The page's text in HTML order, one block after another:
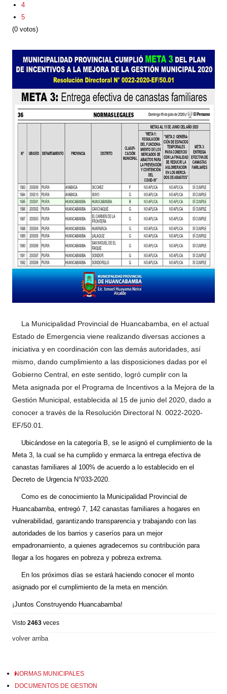
4
5
(0 votos)
https://static.xx.fbcdn.net/images/emoji.php/v9/t33/1/16/
La Municipalidad Provincial de Huancabamba, en el actual
Estado de Emergencia viene realizando diversas acciones a
iniciativa y en coordinación con las demás autoridades, así
mismo, dando cumplimiento a las disposiciones dadas por el
Gobierno Central, en este sentido, logró cumplir con la
Meta asignada por el Programa de Incentivos a la Mejora de la
Gestión Municipal, establecida al 15 de junio del 2020, dado a
conocer a través de la Resolución Directoral N. 0022-2020-
EF/50.01.
https://static.xx.fbcdn.net/images/emoji.php/v9/t33/1/16/
Ubicándose en la categoría B, se le asignó el cumplimiento de la
Meta 3, la cual se ha cumplido y enmarca la entrega efectiva de
canastas familiares al 100% de acuerdo a lo establecido en el
Decreto de Urgencia N°033-2020.
https://static.xx.fbcdn.net/images/emoji.php/v9/t33/1/16/
Como es de conocimiento la Municipalidad Provincial de
Huancabamba, entregó 7, 142 canastas familiares a hogares en
vulnerabilidad, garantizando transparencia y trabajando con las
autoridades de los barrios y caseríos para un mejor
empadronamiento, a quienes agradecemos su contribución para
llegar a los hogares en pobreza y pobreza extrema.
https://static.xx.fbcdn.net/images/emoji.php/v9/t33/1/16/
En los próximos días se estará haciendo conocer el monto
asignado por el cumplimiento de la meta en mención.
¡Juntos Construyendo Huancabamba!
Visto2463 veces
volver arriba
NORMAS MUNICIPALES
DOCUMENTOS DE GESTION